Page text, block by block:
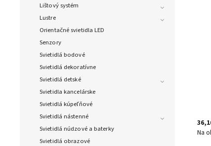
Lištový systém
Lustre
Orientačné svietidla LED
Senzory
Svietidlá bodové
Svietidlá dekoratívne
Svietidlá detské
Svietidla kancelárske
Svietidlá kúpeľňové
Svietidlá nástenné
Svietidlá núdzové a baterky
Svietidlá obrazové
Na